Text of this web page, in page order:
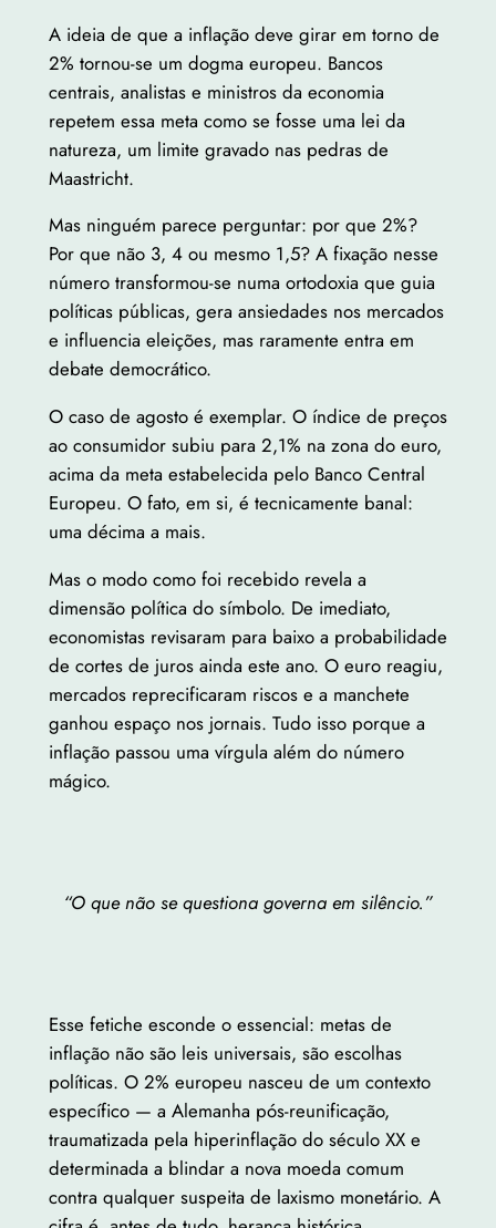
A ideia de que a inflação deve girar em torno de
2% tornou-se um dogma europeu. Bancos
centrais, analistas e ministros da economia
repetem essa meta como se fosse uma lei da
natureza, um limite gravado nas pedras de
Maastricht.
Mas ninguém parece perguntar: por que 2%?
Por que não 3, 4 ou mesmo 1,5? A fixação nesse
número transformou-se numa ortodoxia que guia
políticas públicas, gera ansiedades nos mercados
e influencia eleições, mas raramente entra em
debate democrático.
O caso de agosto é exemplar. O índice de preços
ao consumidor subiu para 2,1% na zona do euro,
acima da meta estabelecida pelo Banco Central
Europeu. O fato, em si, é tecnicamente banal:
uma décima a mais.
Mas o modo como foi recebido revela a
dimensão política do símbolo. De imediato,
economistas revisaram para baixo a probabilidade
de cortes de juros ainda este ano. O euro reagiu,
mercados reprecificaram riscos e a manchete
ganhou espaço nos jornais. Tudo isso porque a
inflação passou uma vírgula além do número
mágico.
“O que não se questiona governa em silêncio.”
Esse fetiche esconde o essencial: metas de
inflação não são leis universais, são escolhas
políticas. O 2% europeu nasceu de um contexto
específico — a Alemanha pós-reunificação,
traumatizada pela hiperinflação do século XX e
determinada a blindar a nova moeda comum
contra qualquer suspeita de laxismo monetário. A